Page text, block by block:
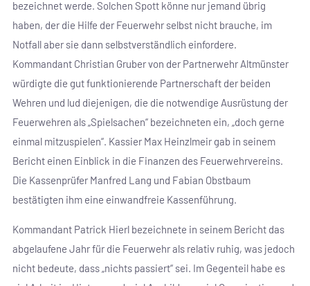
bezeichnet werde. Solchen Spott könne nur jemand übrig
haben, der die Hilfe der Feuerwehr selbst nicht brauche, im
Notfall aber sie dann selbstverständlich einfordere.
Kommandant Christian Gruber von der Partnerwehr Altmünster
würdigte die gut funktionierende Partnerschaft der beiden
Wehren und lud diejenigen, die die notwendige Ausrüstung der
Feuerwehren als „Spielsachen“ bezeichneten ein, „doch gerne
einmal mitzuspielen“. Kassier Max Heinzlmeir gab in seinem
Bericht einen Einblick in die Finanzen des Feuerwehrvereins.
Die Kassenprüfer Manfred Lang und Fabian Obstbaum
bestätigten ihm eine einwandfreie Kassenführung.
Kommandant Patrick Hierl bezeichnete in seinem Bericht das
abgelaufene Jahr für die Feuerwehr als relativ ruhig, was jedoch
nicht bedeute, dass „nichts passiert“ sei. Im Gegenteil habe es